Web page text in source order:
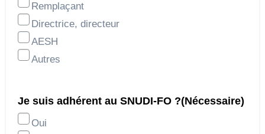
Remplaçant
Directrice, directeur
AESH
Autres
Je suis adhérent au SNUDI-FO ?(Nécessaire)
Oui